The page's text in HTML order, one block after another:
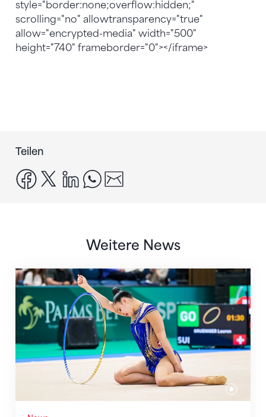
style="border:none;overflow:hidden;"
scrolling="no" allowtransparency="true"
allow="encrypted-media" width="500"
height="740" frameborder="0"></iframe>
Teilen
facebook
x linkedinwhatsapp
Weitere News
Nächster Halt: Weltmeisterschaft